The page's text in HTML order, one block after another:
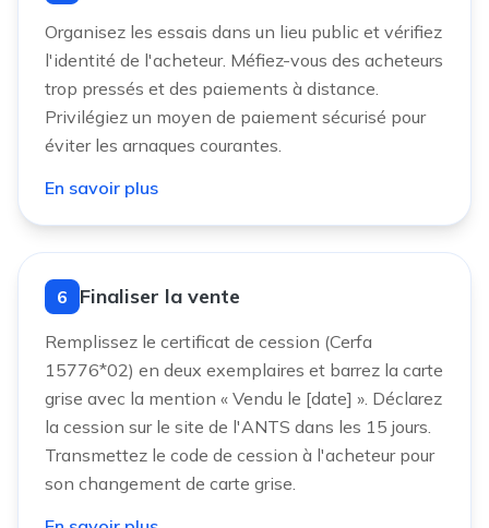
Organisez les essais dans un lieu public et vérifiez
l'identité de l'acheteur. Méfiez-vous des acheteurs
trop pressés et des paiements à distance.
Privilégiez un moyen de paiement sécurisé pour
éviter les arnaques courantes.
En savoir plus
6 Finaliser la vente
Remplissez le certificat de cession (Cerfa
15776*02) en deux exemplaires et barrez la carte
grise avec la mention « Vendu le [date] ». Déclarez
la cession sur le site de l'ANTS dans les 15 jours.
Transmettez le code de cession à l'acheteur pour
son changement de carte grise.